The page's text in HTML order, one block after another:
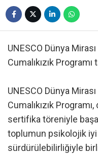
UNESCO Dünya
Cumalıkızık Programı
UNESCO Dünya
Cumalıkızık
sertifika töreniyle
toplumun psikolojik
sürdürülebilirliğiyle